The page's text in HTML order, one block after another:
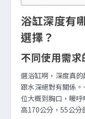
浴缸深度有
選擇？
不同使用需求
選浴缸啊，深度真
跟水深絕對有關係
位大概到胸口，暖
高170公分，55公分